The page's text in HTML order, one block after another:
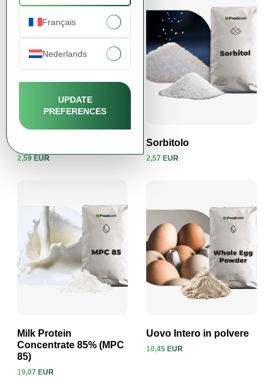
Français
Nederlands
UPDATE
PREFERENCES
2,59 EUR
Sorbitolo
2,57 EUR
Milk Protein
Concentrate 85% (MPC
85)
19,07 EUR
Uovo Intero in polvere
10,45 EUR